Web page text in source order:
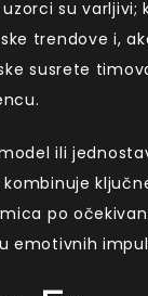
su varljivi;
trendove i,
susrete
ili
po
emotivnih